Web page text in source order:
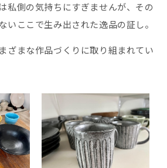
私側の気持ちにすぎませんが、その
いここで生み出された逸品の証し。
ざまな作品づくりに取り組まれてい